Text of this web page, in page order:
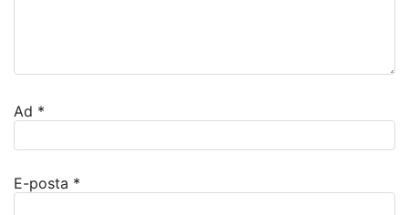
Ad *
E-posta *